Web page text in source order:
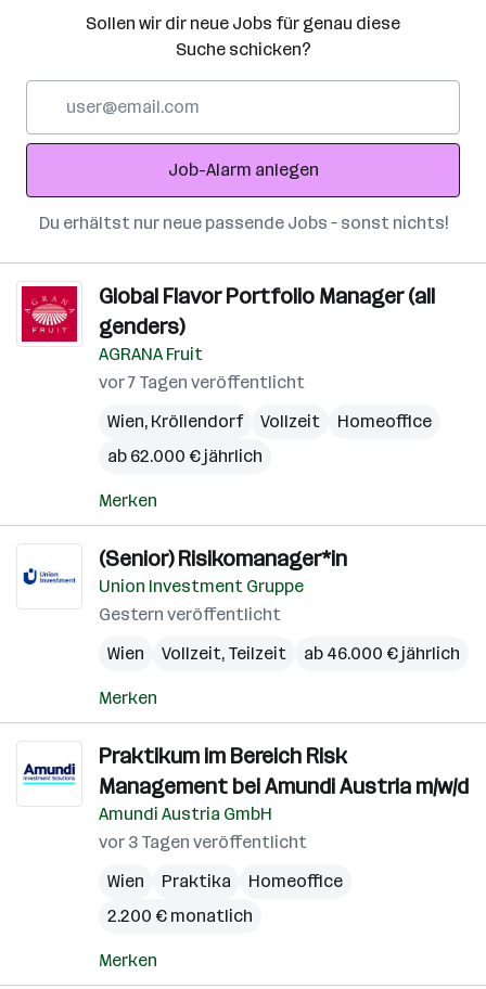
Sollen wir dir neue Jobs für genau diese
Suche schicken?
Adresse
Job-Alarm anlegen
Du erhältst nur neue passende Jobs – sonst nichts!
Global Flavor Portfolio Manager (all
genders)
AGRANA Fruit
vor 7 Tagen veröffentlicht
Wien, Kröllendorf Vollzeit
Homeoffice
ab 62.000 € jährlich
Merken
(Senior) Risikomanager*in
Union Investment Gruppe
Gestern veröffentlicht
Wien
Vollzeit, Teilzeit ab 46.000 € jährlich
Merken
Praktikum im Bereich Risk
Management bei Amundi Austria m/w/d
Amundi Austria GmbH
vor 3 Tagen veröffentlicht
Wien
Praktika
Homeoffice
2.200 € monatlich
Merken